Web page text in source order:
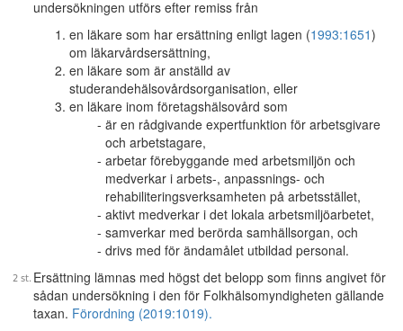
undersökningen utförs efter remiss från
en läkare som har ersättning enligt lagen (1993:1651)
om läkarvårdsersättning,
en läkare som är anställd av
studerandehälsovårdsorganisation, eller
en läkare inom företagshälsovård som
är en rådgivande expertfunktion för arbetsgivare
och arbetstagare,
arbetar förebyggande med arbetsmiljön och
medverkar i arbets-, anpassnings- och
rehabiliteringsverksamheten på arbetsstället,
aktivt medverkar i det lokala arbetsmiljöarbetet,
samverkar med berörda samhällsorgan, och
drivs med för ändamålet utbildad personal.
Ersättning lämnas med högst det belopp som finns angivet för
sådan undersökning i den för Folkhälsomyndigheten gällande
taxan. Förordning (2019:1019).